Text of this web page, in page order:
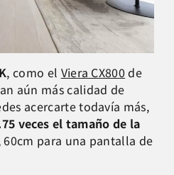
, como el Viera CX800 de
aún más calidad de
acercarte todavía más,
veces el tamaño de la
para una pantalla de